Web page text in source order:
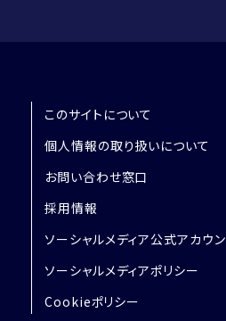
このサイトについて
個人情報の取り扱いについて
お問い合わせ窓口
採用情報
ソーシャルメディア公式アカウ
ソーシャルメディアポリシー
Cookieポリシー